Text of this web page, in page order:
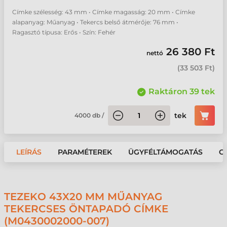
Címke szélesség: 43 mm • Címke magasság: 20 mm • Címke
alapanyag: Műanyag • Tekercs belső átmérője: 76 mm •
Ragasztó típusa: Erős • Szín: Fehér
nettó 26 380 Ft
(33 503 Ft)
Raktáron 39 tek
4000 db / tek
LEÍRÁS PARAMÉTEREK ÜGYFÉLTÁMOGATÁS
TEZEKO 43X20 MM MŰANYAG
TEKERCSES ÖNTAPADÓ CÍMKE
(M0430002000-007)